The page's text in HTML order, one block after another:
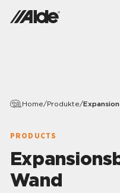
Home/Produkte/
PRODUCTS
Wand